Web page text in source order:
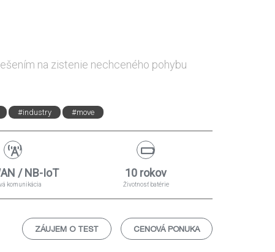
na zistenie nechceného pohybu
#industry #move
/ NB-IoT
komunikácia
10 rokov
Životnosť batérie
ZÁUJEM O TEST CENOVÁ PONUKA